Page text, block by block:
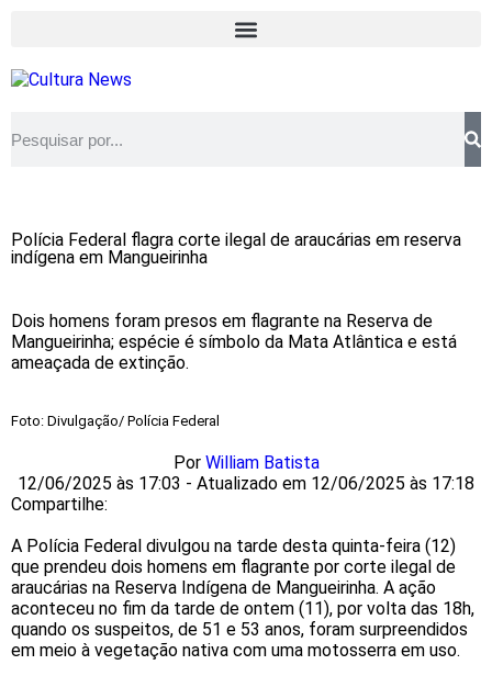
Polícia Federal flagra corte ilegal de araucárias em reserva
indígena em Mangueirinha
Dois homens foram presos em flagrante na Reserva de
Mangueirinha; espécie é símbolo da Mata Atlântica e está
ameaçada de extinção.
Foto: Divulgação/ Polícia Federal
Por William Batista
12/06/2025 às 17:03 - Atualizado em 12/06/2025 às 17:18
Compartilhe:
A Polícia Federal divulgou na tarde desta quinta-feira (12)
que prendeu dois homens em flagrante por corte ilegal de
araucárias na Reserva Indígena de Mangueirinha. A ação
aconteceu no fim da tarde de ontem (11), por volta das 18h,
quando os suspeitos, de 51 e 53 anos, foram surpreendidos
em meio à vegetação nativa com uma motosserra em uso.